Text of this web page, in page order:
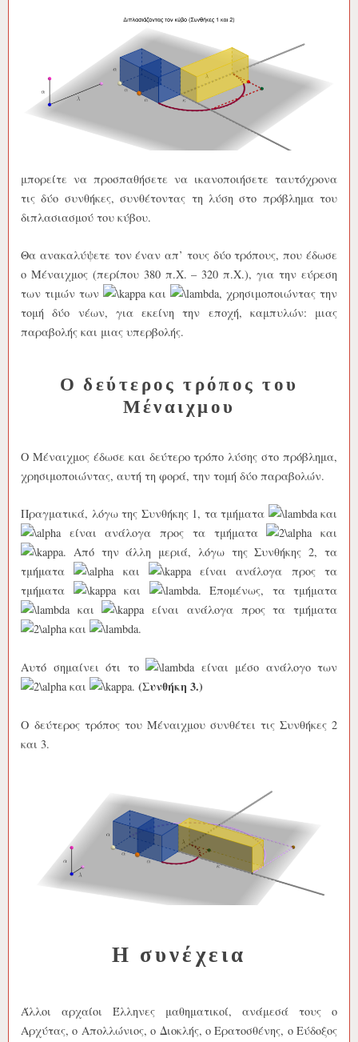
μπορείτε να προσπαθήσετε να ικανοποιήσετε ταυτόχρονα
τις δύο συνθήκες, συνθέτοντας τη λύση στο πρόβλημα του
διπλασιασμού του κύβου.
Θα ανακαλύψετε τον έναν απ’ τους δύο τρόπους, που έδωσε
ο Μέναιχμος (περίπου 380 π.Χ. – 320 π.Χ.), για την εύρεση
των τιμών των
και
, χρησιμοποιώντας την
τομή δύο νέων, για εκείνη την εποχή, καμπυλών: μιας
παραβολής και μιας υπερβολής.
Ο δεύτερος τρόπος του
Μέναιχμου
Ο Μέναιχμος έδωσε και δεύτερο τρόπο λύσης στο πρόβλημα,
χρησιμοποιώντας, αυτή τη φορά, την τομή δύο παραβολών.
Πραγματικά, λόγω της Συνθήκης 1, τα τμήματα
και
είναι ανάλογα προς τα τμήματα
και
. Από την άλλη μεριά, λόγω της Συνθήκης 2, τα
τμήματα
και
είναι ανάλογα προς τα
τμήματα
και
. Επομένως, τα τμήματα
και
είναι ανάλογα προς τα τμήματα
και
.
Αυτό σημαίνει ότι το
είναι μέσο ανάλογο των
και
. (Συνθήκη 3.)
Ο δεύτερος τρόπος του Μέναιχμου συνθέτει τις Συνθήκες 2
και 3.
Η συνέχεια
Άλλοι αρχαίοι Έλληνες μαθηματικοί, ανάμεσά τους ο
Αρχύτας, ο Απολλώνιος, ο Διοκλής, ο Ερατοσθένης, ο Εύδοξος